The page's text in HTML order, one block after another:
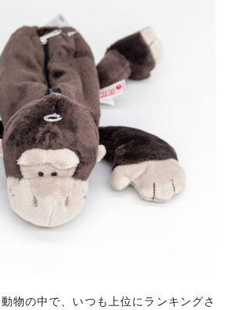
物の中で、いつも上位にランキングさ